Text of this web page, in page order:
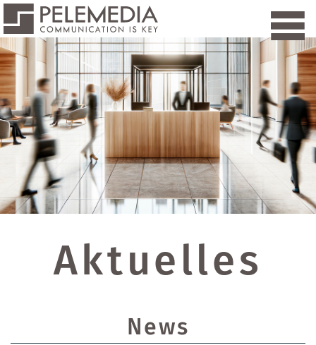
Aktuelles
News